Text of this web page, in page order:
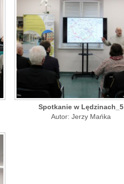
Spotkanie w Lędzinach_5
Autor: Jerzy Mańka